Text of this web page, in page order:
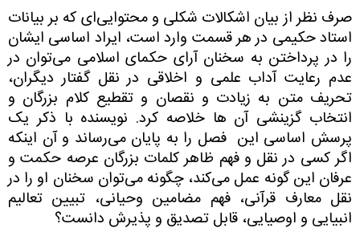
صرف نظر از بیان اشکالات شکلی و محتوایی‌ای که بر بیانات
استاد حکیمی‌ در هر قسمت وارد است، ایراد اساسی ایشان
را در پرداختن به سخنان آرای حکمای اسلامی ‌می‌توان در
عدم رعایت آداب علمی‌ و اخلاقی در نقل گفتار دیگران،
تحریف متن به زیادت و نقصان و تقطیع کلام بزرگان و
انتخاب گزینشی آن ها خلاصه کرد. نویسنده با ذکر یک
پرسش اساسی این فصل را به پایان می‌رساند و آن اینکه
اگر کسی در نقل و فهم ظاهر کلمات بزرگان عرصه حکمت و
عرفان این گونه عمل می‌کند، چگونه می‌توان سخنان او را در
نقل معارف قرآنی، فهم مضامین وحیانی، تبیین تعالیم
انبیایی و اوصیایی، قابل تصدیق و پذیرش دانست؟